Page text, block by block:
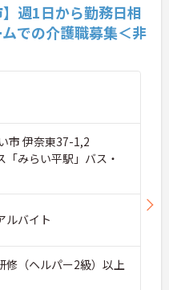
】週1日から勤務日相
での介護職募集＜非
市 伊奈東37-1,2
「みらい平駅」バス・
ルバイト
（ヘルパー2級）以上